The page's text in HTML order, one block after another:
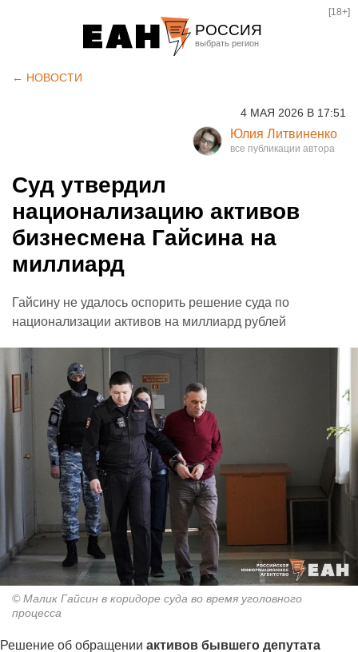
РОССИЯ
Курган
Оренбург
[18+]
← НОВОСТИ
4 МАЯ 2026 В 17:51
Юлия Литвиненко
Суд утвердил
национализацию активов
бизнесмена Гайсина на
миллиард
Гайсину не удалось оспорить решение суда по
национализации активов на миллиард рублей
© Малик Гайсин в коридоре суда во время уголовного
процесса
Решение об обращении активов бывшего депутата